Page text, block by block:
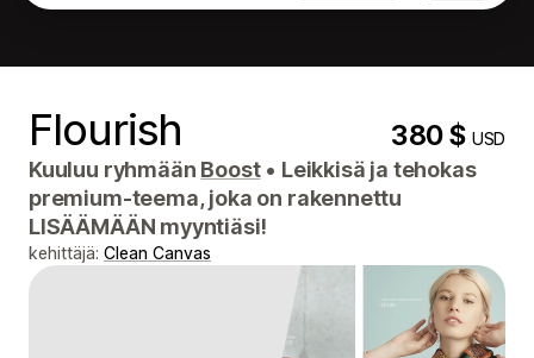
Flourish 380 $USD
Kuuluu ryhmään Boost • Leikkisä ja tehokas
premium-teema, joka on rakennettu
LISÄÄMÄÄN myyntiäsi!
kehittäjä: Clean Canvas